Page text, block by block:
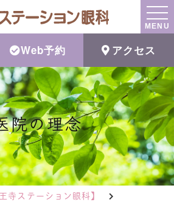
MENU
Web予約 アクセス
院の理念
寺ステーション眼科】